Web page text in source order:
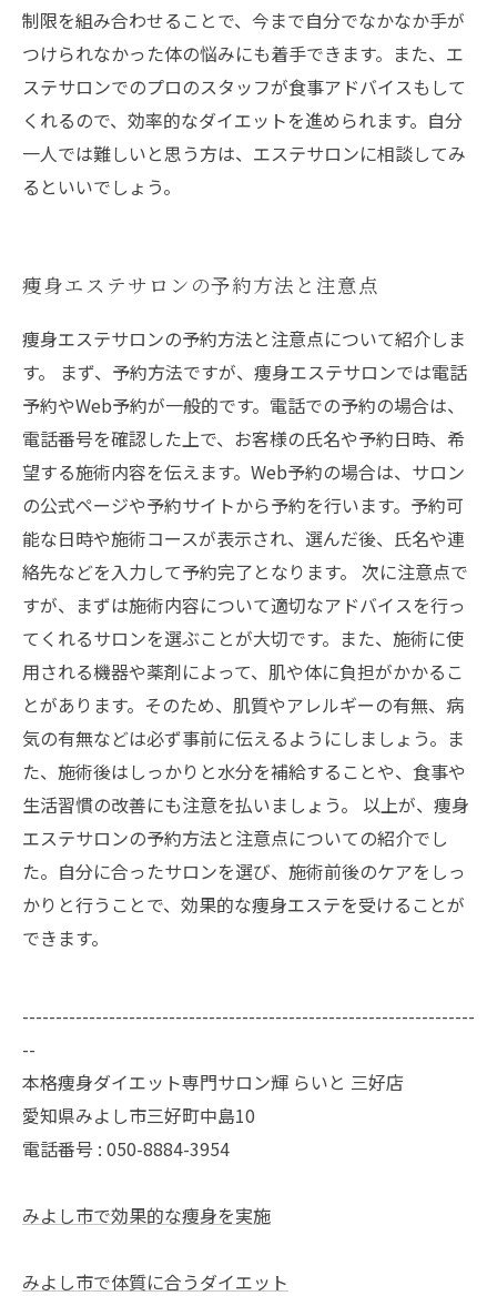
制限を組み合わせることで、今まで自分でなかなか手が
つけられなかった体の悩みにも着手できます。また、エ
ステサロンでのプロのスタッフが食事アドバイスもして
くれるので、効率的なダイエットを進められます。自分
一人では難しいと思う方は、エステサロンに相談してみ
るといいでしょう。
痩身エステサロンの予約方法と注意点
痩身エステサロンの予約方法と注意点について紹介しま
す。 まず、予約方法ですが、痩身エステサロンでは電話
予約やWeb予約が一般的です。電話での予約の場合は、
電話番号を確認した上で、お客様の氏名や予約日時、希
望する施術内容を伝えます。Web予約の場合は、サロン
の公式ページや予約サイトから予約を行います。予約可
能な日時や施術コースが表示され、選んだ後、氏名や連
絡先などを入力して予約完了となります。 次に注意点で
すが、まずは施術内容について適切なアドバイスを行っ
てくれるサロンを選ぶことが大切です。また、施術に使
用される機器や薬剤によって、肌や体に負担がかかるこ
とがあります。そのため、肌質やアレルギーの有無、病
気の有無などは必ず事前に伝えるようにしましょう。ま
た、施術後はしっかりと水分を補給することや、食事や
生活習慣の改善にも注意を払いましょう。 以上が、痩身
エステサロンの予約方法と注意点についての紹介でし
た。自分に合ったサロンを選び、施術前後のケアをしっ
かりと行うことで、効果的な痩身エステを受けることが
できます。
--------------------------------------------------------------------
--
本格痩身ダイエット専門サロン輝 らいと 三好店
愛知県みよし市三好町中島10
電話番号 : 050-8884-3954
みよし市で効果的な痩身を実施
みよし市で体質に合うダイエット